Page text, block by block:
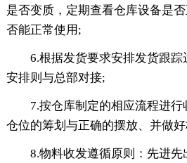
是否变质，定期查看仓库设备是
否能正常使用;
6.根据发货要求安排发货跟
安排则与总部对接;
7.按仓库制定的相应流程进行
仓位的筹划与正确的摆放、并做
8.物料收发遵循原则：先进